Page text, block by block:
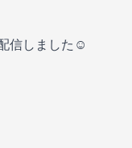
信しました☺️